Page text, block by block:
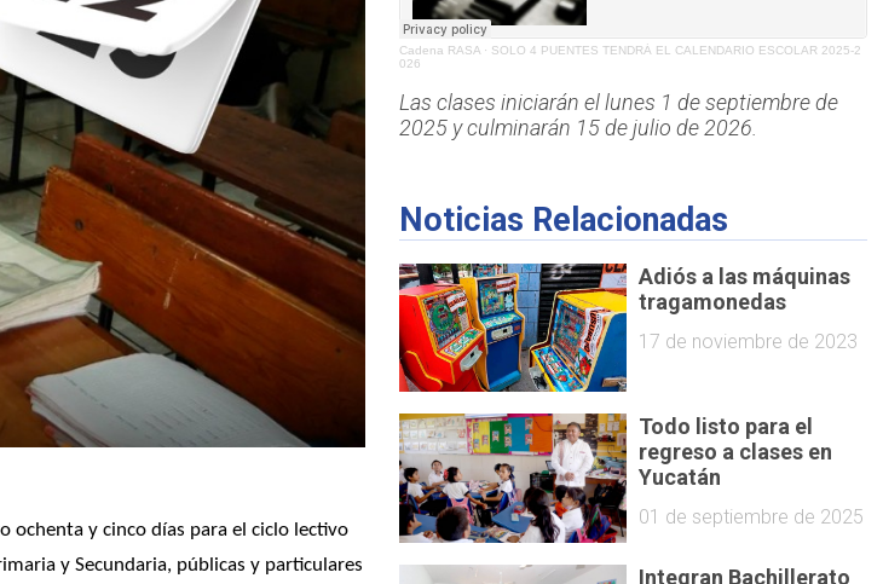
ochenta y cinco días para el ciclo lectivo
y Secundaria, públicas y particulares
Cadena RASA· SOLO 4 PUENTES TENDRÁ EL CALENDARIO ESCOLAR 2025-2
026
Las clases iniciarán el lunes 1 de septiembre de
2025 y culminarán 15 de julio de 2026.
Noticias Relacionadas
Adiós a las máquinas
tragamonedas
17 de noviembre de 2023
Todo listo para el
regreso a clases en
Yucatán
01 de septiembre de 2025
Integran Bachillerato